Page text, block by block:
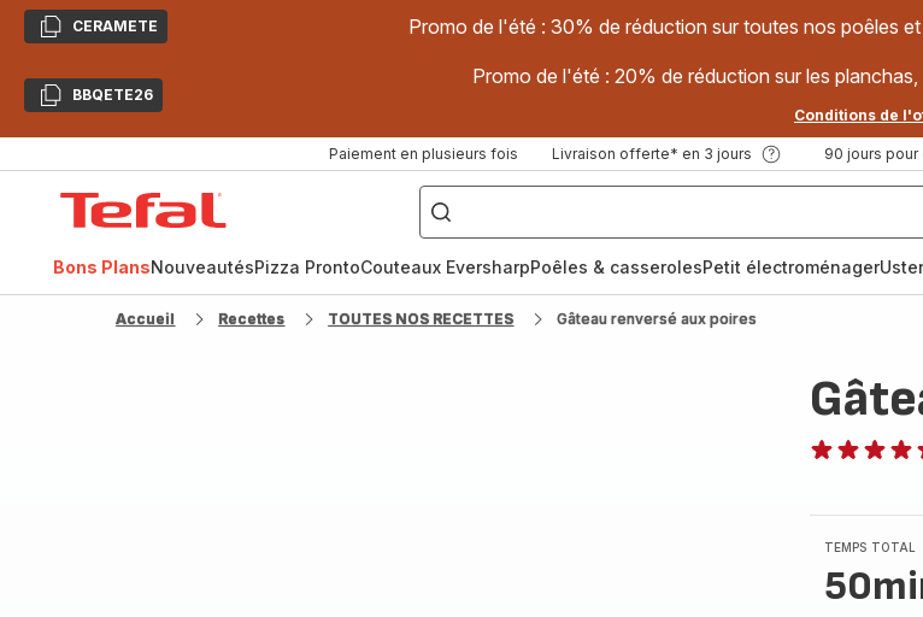
CopierCERAMETE Promo de l'été : 30% de réduction sur toutes nos poêles
CopierBBQETE26
Promo de l'été : 20% de réduction sur les
Conditions de
Paiement en plusieurs fois Livraison offerte* en 3 jours 90 jours pour
["Poêles
inox,
Cake
Factory,
Bons PlansNouveautésPizza ProntoCouteaux EversharpPoêles & casserolesPetit électroménager
Accueil Recettes TOUTES NOS RECETTES Gâteau renversé aux poires
TEMPS TOTAL